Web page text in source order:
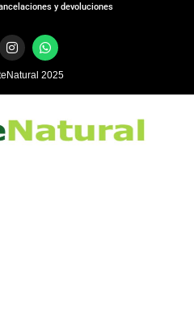
y devoluciones
I
n
t
a
r
a
m
W
h
t
s
p
2025